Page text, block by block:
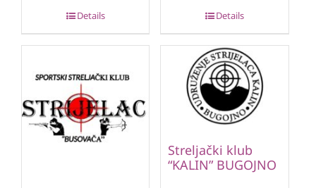
Details Details
Streljački klub
“KALIN” BUGOJNO